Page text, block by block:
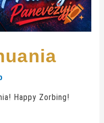
Happy Zorbing!